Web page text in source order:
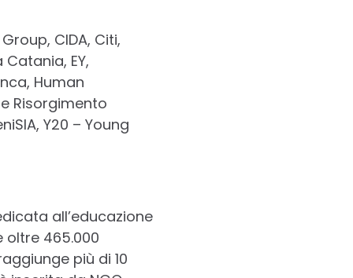
CIDA, Citi,
EY,
Human
Risorgimento
Y20 – Young
all’educazione
oltre 465.000
più di 10